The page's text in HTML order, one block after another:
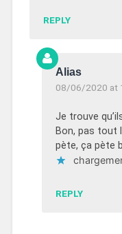
REPLY
Alias
08/06/2020 at
Je trouve
Bon, pas tout
pète, ça pète
REPLY